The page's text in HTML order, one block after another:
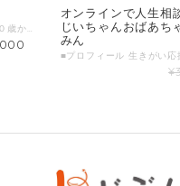
■プロフィール マジックパパの和田です。１０歳からマジックを始めて、２０歳の時に手品グッズの実演販売アルバイトで売り上げNo1になりました。娘の保育園で子ども向けのマジックをしたのをきっかけに、今は関西のあちこちでパジック！（＝パパのマジック）講座を開催しています。 主夫として子育てと保育士資格とマジックパパ活動の経験を活かして、親子で楽しめるマジックをわかりやすくレクチャーします。 親子でマジシャンになって、人をビックリ喜ばせてあげましょう！ ■わたしの複業 テレビ報道カメラマン→主夫→ＮＰＯ代表→保育園園長→マジックパパ。 １０年間で５００回の子育て講座、親子イベントに登壇。 特技はマジック。宗教はスターウォーズ 。 ▼YouTubeでおしゃべり動画1000ノックに挑戦中。 https://www.youtube.com/user/nori7368 ▼著書 続・主夫業のススメ: 夫婦間の橋渡しをするコラム４４ オタク主夫、ＰＴＡ会長になる: パパと世間をつなぐコラム４８ https://www.amazon.co.jp/%E5%92%8C%E7%94%B0%E3%81%AE%E3%82%8A%E3%81%82%E3%81%8D/e/B073SS8QCV/ref=dp_byline_cont_pop_ebooks_1 ■時間内に提供できること 小学生から大人、そして高齢者まで楽しめるマジック教室です。 誰もがマスターできる入門マジックを３つ、レクチャーします。 保育園、幼稚園、小学校でのお楽しみ会はもちろん、高齢者施設のレクリエーションでも喜んでもらえるマジックです。 使うものは日用品やトランプなど身近にあるものだけ。 マジックのタネだけじゃなくって演じ方、お客さんに喜んでもらう方法まで丁寧にお伝えします。 マジックパパの３６年のマジック経験を６０分にギュッと濃縮して伝授します。 ■ こんな人におすすめ １ 人を喜ばせたい人 ２ 自分の特技を作りたい人 ３ 人気者になりたい人 ４ 魔法使いになりたい人 ５ マジックパパになりたい人 ■ 当日の流れとスケジュール １ 自己紹介 ２ 入門マジック ３ 応用マジック ４ マジック工作 ５ マジックで人を喜ばせるコツ ■ 調整可能な曜日・時間帯 不定期で仕事や活動をしております。ご希望の候補日を３つ程度教えてください。 日によって小学校の放課後時間などで対応可能です。夜２０時からでしたらほぼ全日対応可能です。 希望日の１週間前までにはご連絡ください。 （送信欄）＝＝＝＝＝＝＝＝＝＝＝＝ 第一希望：●月●日●曜日 ●時●分～●時●分 第二希望：●月●日●曜日 ●時●分～●時●分 第三希望：●月●日●曜日 ●時●分～●時●分 ＝＝＝＝＝＝＝＝＝＝＝＝＝＝＝＝＝ ■ オンライン対応について 感染症対策やお互いのスケジュール調整のしやすさを勘案して、オンラインを推奨いたします。 ZOOMで対応可能です。スマホの小さい画面よりも、パソコンもしくはタブレットの大きめの画面がおすすめです。 マジック道具（日用品やトランプ）は事前にお知らせしますので自身でご準備お願いします。 ■販売金額: 3000円/回 ■1回のサービス提供時間 1時間/回 ■販売に関する備考 マジック道具（トランプ、割り箸、コインなどマジックの種類で異なります）を自身でご準備お願いします。 ■サービス提供エリア オンライン可・日本語なら全世界可能
オンラインで人生相
じいちゃんおばあち
みん